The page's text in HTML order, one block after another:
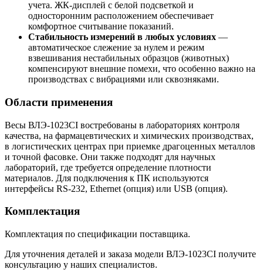
учета. ЖК-дисплей с белой подсветкой и
односторонним расположением обеспечивает
комфортное считывание показаний.
Стабильность измерений в любых условиях —
автоматическое слежение за нулем и режим
взвешивания нестабильных образцов (животных)
компенсируют внешние помехи, что особенно важно на
производствах с вибрациями или сквозняками.
Области применения
Весы ВЛЭ-1023СI востребованы в лабораториях контроля
качества, на фармацевтических и химических производствах,
в логистических центрах при приемке драгоценных металлов
и точной фасовке. Они также подходят для научных
лабораторий, где требуется определение плотности
материалов. Для подключения к ПК используются
интерфейсы RS-232, Ethernet (опция) или USB (опция).
Комплектация
Комплектация по спецификации поставщика.
Для уточнения деталей и заказа модели ВЛЭ-1023СI получите
консультацию у наших специалистов.